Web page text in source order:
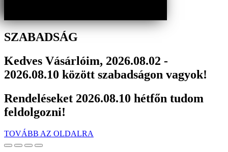
SZABADSÁG
Kedves Vásárlóim, 2026.08.02 -
2026.08.10 között szabadságon vagyok!
Rendeléseket 2026.08.10 hétfőn tudom
feldolgozni!
TOVÁBB AZ OLDALRA